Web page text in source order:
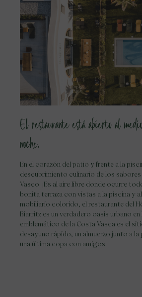
El restaurante está abierto al
noche,
En el corazón del patio y frente a la
descubrimiento culinario de los sabores
Vasco. ¡Es al aire libre donde ocurre
bonita terraza con vistas a la piscina y
mobiliario colorido, el restaurante del
Biarritz es un verdadero oasis urbano
emblemático de la Costa Vasca es el
desayuno rápido, un almuerzo junto a la
una última copa con amigos.